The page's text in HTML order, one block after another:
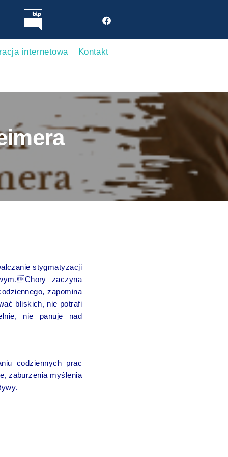
internetowa Kontakt
stygmatyzacji
zaczyna
zapomina
bliskich, nie potrafi
nie panuje nad
codziennych prac
zaburzenia myślenia